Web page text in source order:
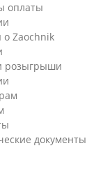
оплаты
Zaochnik
розыгрыши
документы